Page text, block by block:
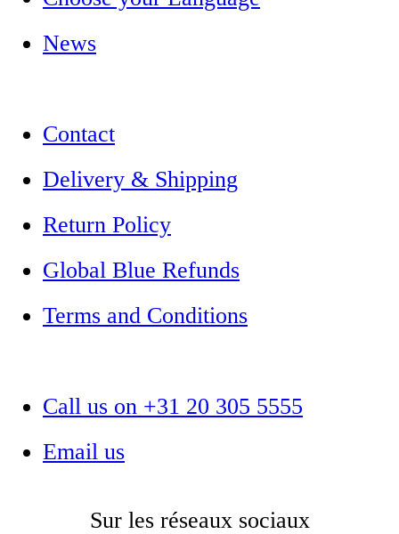
News
Contact
Delivery & Shipping
Return Policy
Global Blue Refunds
Terms and Conditions
Call us on +31 20 305 5555
Email us
Sur les réseaux sociaux